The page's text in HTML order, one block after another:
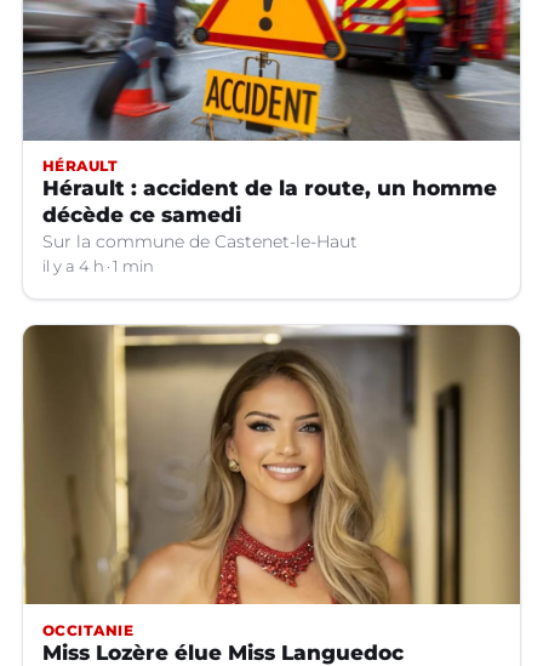
HÉRAULT
Hérault : accident de la route, un homme
décède ce samedi
Sur la commune de Castenet-le-Haut
il y a 4 h 1 min
OCCITANIE
Miss Lozère élue Miss Languedoc